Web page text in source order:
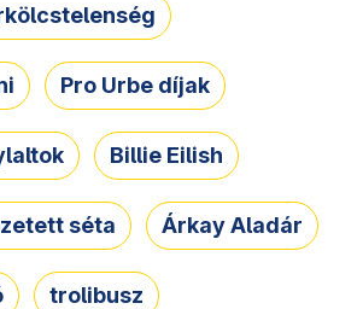
Pro Urbe díjak
Billie Eilish
séta Árkay Aladár
trolibusz